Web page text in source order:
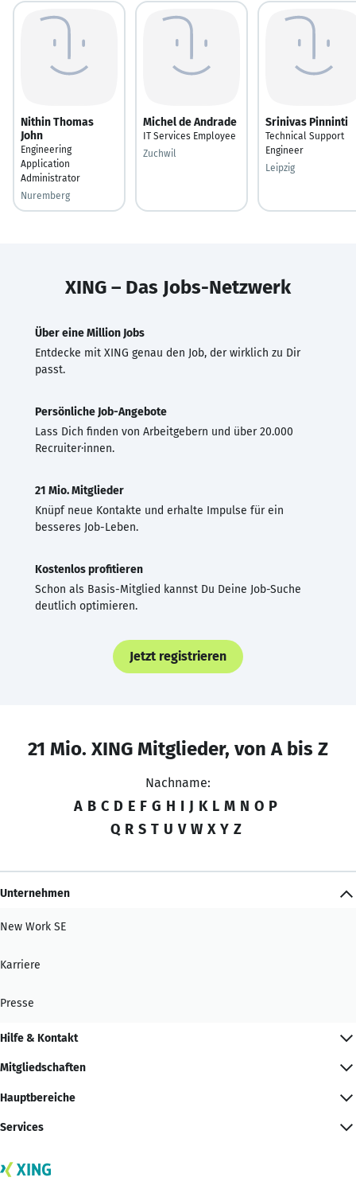
Nithin Thomas
John
Engineering
Application
Administrator
Nuremberg
Michel de Andrade
IT Services Employee
Zuchwil
Srinivas Pinninti
Technical Support
Engineer
Leipzig
XING – Das Jobs-Netzwerk
Über eine Million Jobs
Entdecke mit XING genau den Job, der wirklich zu Dir
passt.
Persönliche Job-Angebote
Lass Dich finden von Arbeitgebern und über 20.000
Recruiter·innen.
21 Mio. Mitglieder
Knüpf neue Kontakte und erhalte Impulse für ein
besseres Job-Leben.
Kostenlos profitieren
Schon als Basis-Mitglied kannst Du Deine Job-Suche
deutlich optimieren.
Jetzt registrieren
21 Mio. XING Mitglieder, von A bis Z
Nachname:
A B C D E F G H I J K L M N O P
Q R S T U V W X Y Z
Unternehmen
New Work SE
Karriere
Presse
Hilfe & Kontakt
Mitgliedschaften
Hauptbereiche
Services